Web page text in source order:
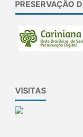
PRESERVAÇÃO
VISITAS